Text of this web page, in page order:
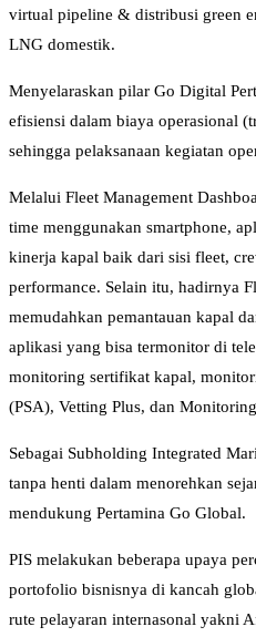
virtual pipeline & distribusi green
LNG domestik.
Menyelaraskan pilar Go Digital
efisiensi dalam biaya operasional
sehingga pelaksanaan kegiatan
Melalui Fleet Management
time menggunakan smartphone,
kinerja kapal baik dari sisi fleet,
performance. Selain itu, hadirnya
memudahkan pemantauan kapal
aplikasi yang bisa termonitor di
monitoring sertifikat kapal,
(PSA), Vetting Plus, dan
Sebagai Subholding Integrated
tanpa henti dalam menorehkan
mendukung Pertamina Go Global.
PIS melakukan beberapa upaya
portofolio bisnisnya di kancah
rute pelayaran internasonal yakni